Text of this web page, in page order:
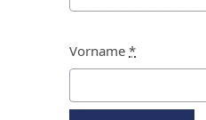
Vorname *